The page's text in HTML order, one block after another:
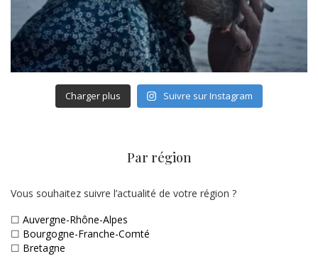
Charger plus Suivre sur Instagram
Par région
Vous souhaitez suivre l’actualité de votre région ?
☐ Auvergne-Rhône-Alpes
☐ Bourgogne-Franche-Comté
☐ Bretagne